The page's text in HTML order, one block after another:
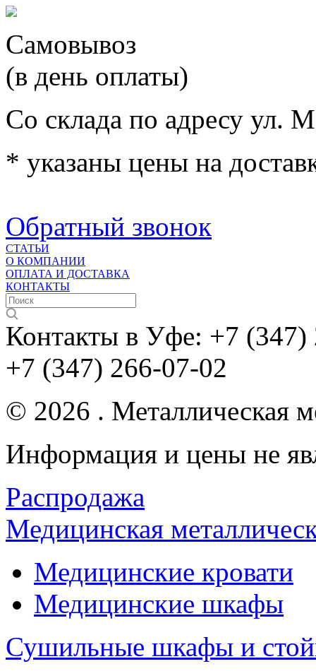
Самовывоз
(в день оплаты)
Со склада по адресу ул.
* указаны цены на
Обратный звонок
СТАТЬИ
О КОМПАНИИ
ОПЛАТА И ДОСТАВКА
КОНТАКТЫ
Контакты в Уфе: +7 (347)
+7 (347) 266-07-02
© 2026 . Металлическая
Информация и цены не
Распродажа
Медицинская
Медицинские кровати
Медицинские шкафы
Сушильные шкафы и